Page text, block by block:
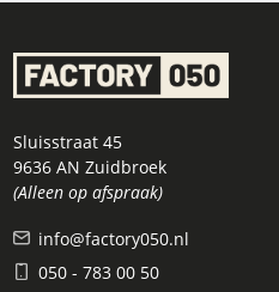
Sluisstraat 45
9636 AN Zuidbroek
(Alleen op afspraak)
info@factory050.nl
050 - 783 00 50